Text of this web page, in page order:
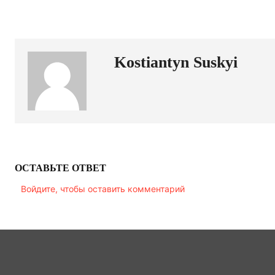
Kostiantyn Suskyi
ОСТАВЬТЕ ОТВЕТ
Войдите, чтобы оставить комментарий